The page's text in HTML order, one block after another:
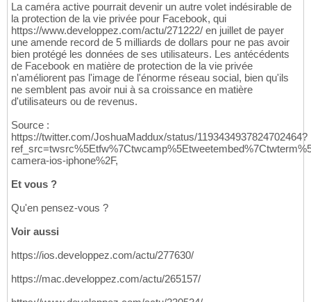
La caméra active pourrait devenir un autre volet indésirable de
la protection de la vie privée pour Facebook, qui
https://www.developpez.com/actu/271222/ en juillet de payer
une amende record de 5 milliards de dollars pour ne pas avoir
bien protégé les données de ses utilisateurs. Les antécédents
de Facebook en matière de protection de la vie privée
n'améliorent pas l'image de l'énorme réseau social, bien qu'ils
ne semblent pas avoir nui à sa croissance en matière
d'utilisateurs ou de revenus.
Source :
https://twitter.com/JoshuaMaddux/status/1193434937824702464?
camera-ios-iphone%2F,
Et vous ?
Qu'en pensez-vous ?
Voir aussi
https://ios.developpez.com/actu/277630/
https://mac.developpez.com/actu/265157/